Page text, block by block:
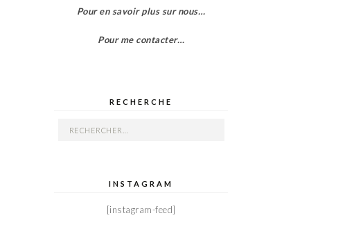
Pour en savoir plus sur nous…
Pour me contacter…
RECHERCHE
Rechercher :
INSTAGRAM
[instagram-feed]